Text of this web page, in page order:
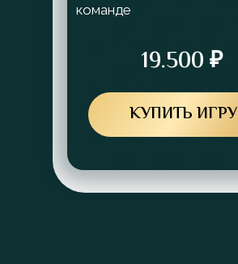
КУПИТЬ ИГРУ
команде
19.500 ₽